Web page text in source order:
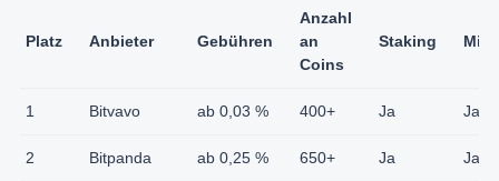
Platz Anbieter Gebühren
Anzahl
an
Coins
Staking
1 Bitvavo ab 0,03 % 400+ Ja Ja
2 Bitpanda ab 0,25 % 650+ Ja Ja